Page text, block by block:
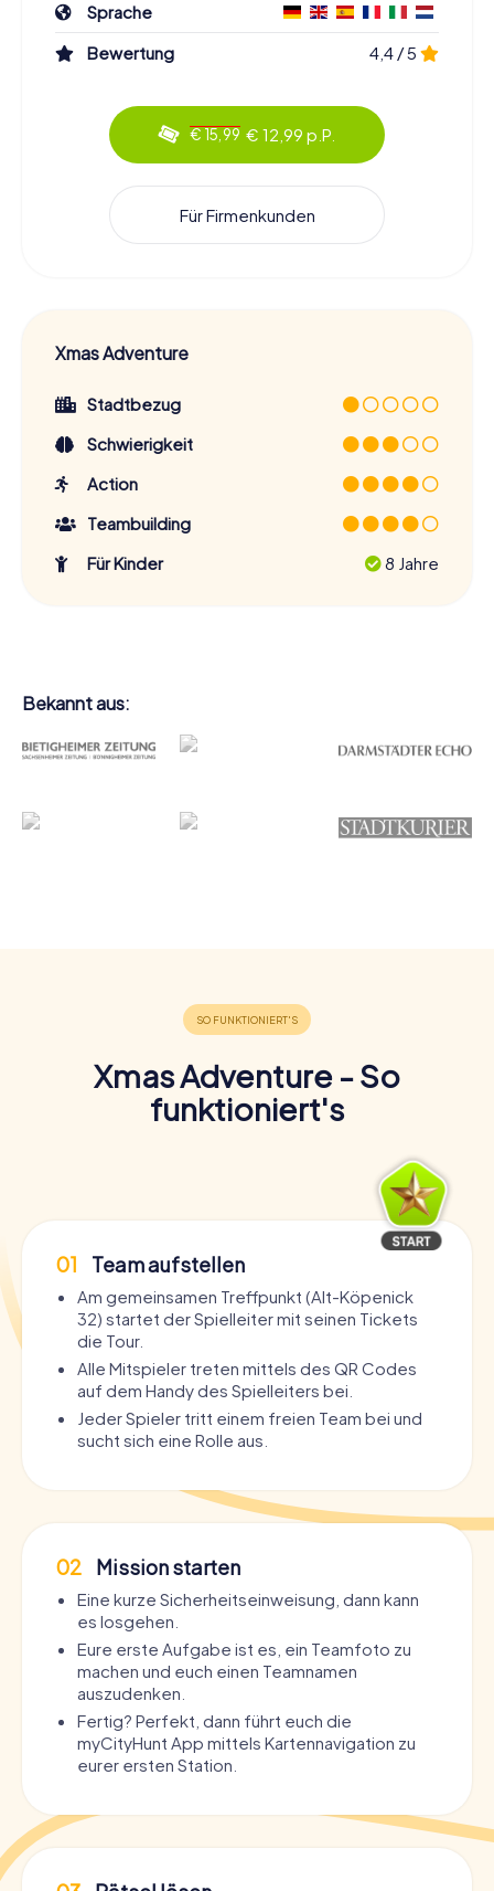
Sprache
Bewertung
4,4 / 5
€ 15,99 € 12,99 p.P.
Für Firmenkunden
Xmas Adventure
Stadtbezug
Schwierigkeit
Action
Teambuilding
Für Kinder
8 Jahre
Bekannt aus:
Xmas Adventure - So
funktioniert's
01 Team aufstellen
Am gemeinsamen Treffpunkt (Alt-Köpenick
32) startet der Spielleiter mit seinen Tickets
die Tour.
Alle Mitspieler treten mittels des QR Codes
auf dem Handy des Spielleiters bei.
Jeder Spieler tritt einem freien Team bei und
sucht sich eine Rolle aus.
02 Mission starten
Eine kurze Sicherheitseinweisung, dann kann
es losgehen.
Eure erste Aufgabe ist es, ein Teamfoto zu
machen und euch einen Teamnamen
auszudenken.
Fertig? Perfekt, dann führt euch die
myCityHunt App mittels Kartennavigation zu
eurer ersten Station.